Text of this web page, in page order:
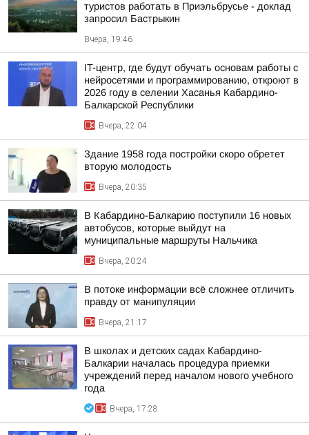
туристов работать в Приэльбрусье - доклад
запросил Бастрыкин
Вчера, 19:46
IT-центр, где будут обучать основам работы с
нейросетями и программированию, откроют в
2026 году в селении Хасанья Кабардино-
Балкарской Республики
Вчера, 22:04
Здание 1958 года постройки скоро обретет
вторую молодость
Вчера, 20:35
В Кабардино-Балкарию поступили 16 новых
автобусов, которые выйдут на
муниципальные маршруты Нальчика
Вчера, 20:24
В потоке информации всё сложнее отличить
правду от манипуляции
Вчера, 21:17
В школах и детских садах Кабардино-
Балкарии началась процедура приемки
учреждений перед началом нового учебного
года
Вчера, 17:28